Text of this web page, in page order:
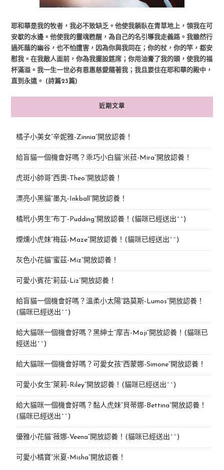
耶和華是我的牧者，我必不致缺乏。他使我躺臥在青草地上，領我在可
安歇的水邊。他使我的靈魂甦醒，為自己的名引導我走義路。我雖然行
過死蔭的幽谷，也不怕遭害，因為你與我同在；你的杖，你的竿，都安
慰我。在我敵人面前，你為我擺設筵席；你用油膏了我的頭，使我的福
杯滿溢。我一生一世必有恩惠慈愛隨著我；我且要住在耶和華的殿中，
直到永遠。 (詩篇23篇)
近期文章
橘子小美女“辛妮雅-Zinnia”開放認養！
給盲貓一個機會好嗎？乖巧小白貓“米菈-Mira”開放認養！
虎斑小帥哥“西奧-Theo”開放認養！
漂亮小黑貓“墨丸-Inkball”開放認養！
橘玳小男生“布丁-Pudding”開放認養！(貓咪已經送出^^)
煙燻小虎妹“梅茲-Maze”開放認養！(貓咪已經送出^^)
灰色小花貓“蜜茲-Miz”開放認養！
可愛小賓花“莉茲-Liz”開放認養！
給盲貓一個機會好嗎？溫柔小太陽“路莫斯-Lumos”開放認養！
(貓咪已經送出^^)
給大貓咪一個機會好嗎？黑紳士“摩吉-Moji”開放認養！(貓咪已
經送出^^)
給大貓咪一個機會好嗎？可愛女孩“西蒙娜-Simone“開放認養！
可愛小女生“萊莉-Riley”開放認養！(貓咪已經送出^^)
給大貓咪一個機會好嗎？黏人虎妹“貝蒂娜-Bettina”開放認養！
(貓咪已經送出^^)
優雅小花貓“薇娜-Veena”開放認養！(貓咪已經送出^^)
可愛小橘寶”米夏-Misha”開放認養！